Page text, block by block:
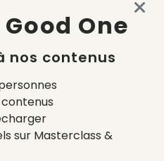
Vintage & Vegan, un
refuge GroinGroin.
rendez-vous sur les sites
& Vegan
One
nos contenus
sur Masterclass &